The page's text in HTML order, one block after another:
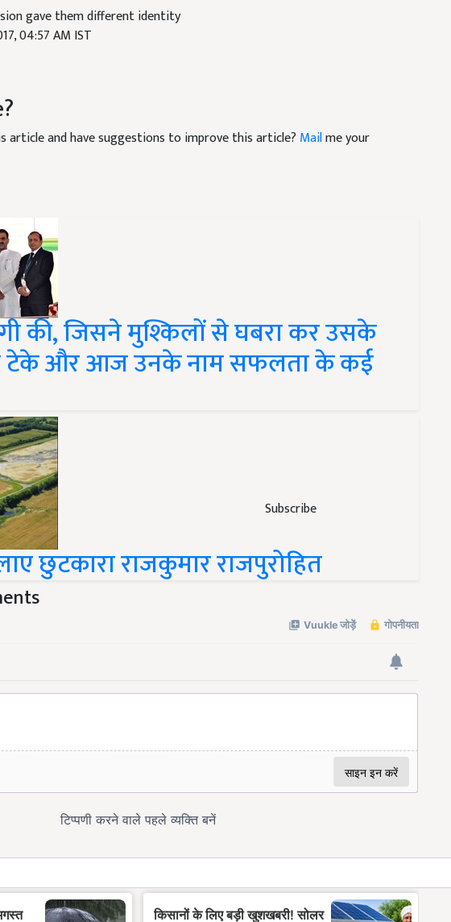
Subscribe
gave them different identity
04:57 AM IST
article and have suggestions to improve this article? Mailme your
की, जिसने मुश्किलों से घबरा कर उसके
टेके और आज उनके नाम सफलता के कई
छुटकारा राजकुमार राजपुरोहित